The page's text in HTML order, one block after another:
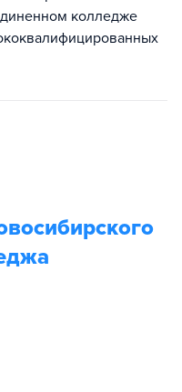
колледже